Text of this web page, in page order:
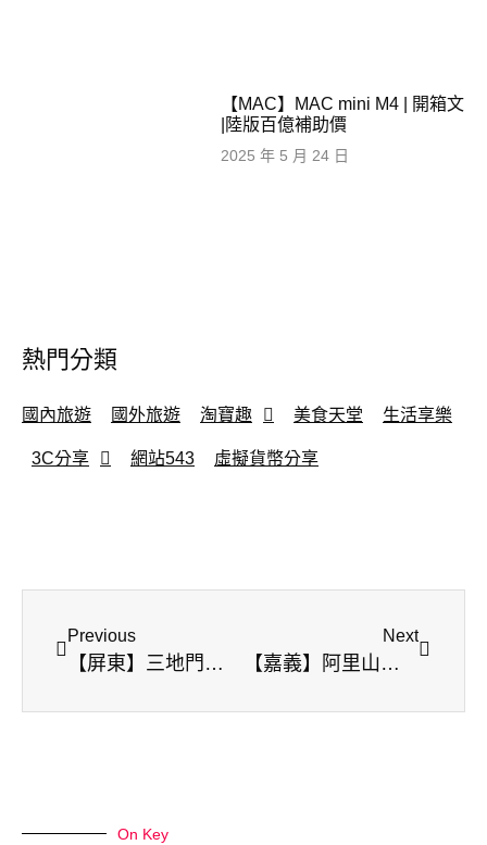
【MAC】MAC mini M4 | 開箱文
|陸版百億補助價
2025 年 5 月 24 日
熱門分類
國內旅遊 國外旅遊 淘寶趣 美食天堂 生活享樂
3C分享 網站543 虛擬貨幣分享
Previous
【屏東】三地門鄉-海神宮(黛娥娜神池)
Next
【嘉義】阿里山繡球花季
On Key